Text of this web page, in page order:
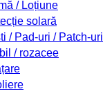
/ Loțiune
solară
/ Pad-uri / Patch-uri
/ rozacee